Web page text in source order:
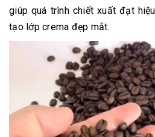
giúp quá trình chiết xuất đạt
tạo lớp crema đẹp mắt.